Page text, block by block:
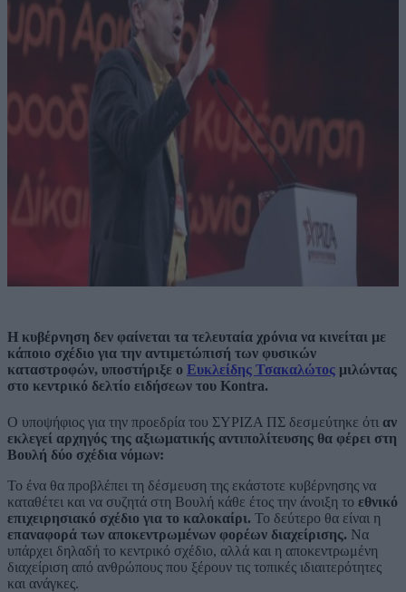
Η κυβέρνηση δεν φαίνεται τα τελευταία χρόνια να κινείται με
κάποιο σχέδιο για την αντιμετώπισή των φυσικών
καταστροφών, υποστήριξε ο Ευκλείδης Τσακαλώτος μιλώντας
στο κεντρικό δελτίο ειδήσεων του Kontra.
Ο υποψήφιος για την προεδρία του ΣΥΡΙΖΑ ΠΣ δεσμεύτηκε ότι αν
εκλεγεί αρχηγός της αξιωματικής αντιπολίτευσης θα φέρει στη
Βουλή δύο σχέδια νόμων:
Το ένα θα προβλέπει τη δέσμευση της εκάστοτε κυβέρνησης να
καταθέτει και να συζητά στη Βουλή κάθε έτος την άνοιξη το εθνικό
επιχειρησιακό σχέδιο για το καλοκαίρι. Το δεύτερο θα είναι η
επαναφορά των αποκεντρωμένων φορέων διαχείρισης. Να
υπάρχει δηλαδή το κεντρικό σχέδιο, αλλά και η αποκεντρωμένη
διαχείριση από ανθρώπους που ξέρουν τις τοπικές ιδιαιτερότητες
και ανάγκες.